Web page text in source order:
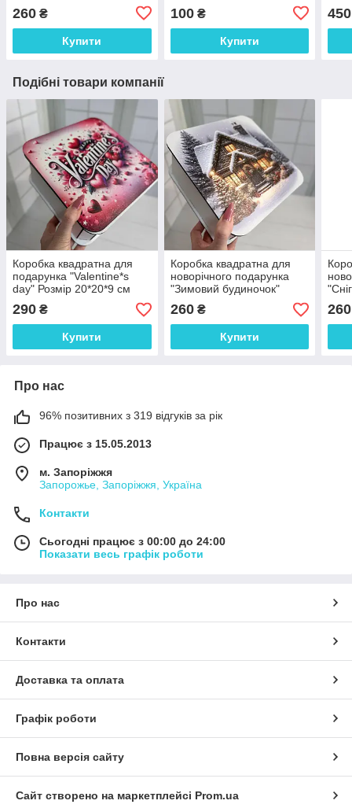
260 ₴
Купити
100₴
Купити
450
Подібні товари компанії
Коробка квадратна для
подарунка "Valentine*s
day" Розмір 20*20*9 см
290 ₴
Купити
Коробка квадратна для
новорічного подарунка
"Зимовий будиночок"
Розмір 20*20*9 см
260₴
Купити
см
260
Про нас
96% позитивних з 319 відгуків за рік
Працює з 15.05.2013
м. Запоріжжя
Запорожье, Запоріжжя, Україна
Контакти
Сьогодні працює з 00:00 до 24:00
Показати весь графік роботи
Про нас
Контакти
Доставка та оплата
Графік роботи
Повна версія сайту
Сайт створено на маркетплейсі Prom.ua